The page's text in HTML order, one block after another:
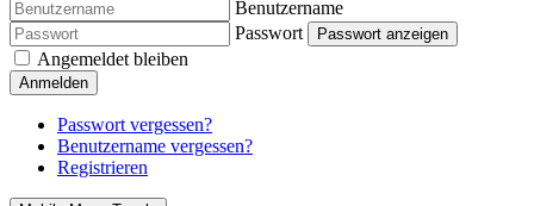
Benutzername
Passwort
Passwort anzeigen
Angemeldet bleiben
Anmelden
Passwort vergessen?
Benutzername vergessen?
Registrieren